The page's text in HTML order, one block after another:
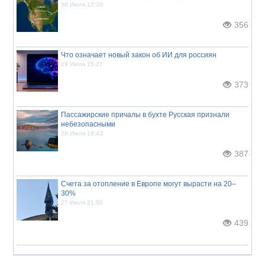
30 Июля 12:20
356
Что означает новый закон об ИИ для россиян
29 Июля 15:27
373
Пассажирские причалы в бухте Русская признали
небезопасными
28 Июля 18:43
387
Счета за отопление в Европе могут вырасти на 20–
30%
27 Июля 21:50
439